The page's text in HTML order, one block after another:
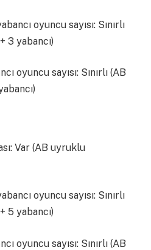
oyuncu sayısı: Sınırlı
3 yabancı)
oyuncu sayısı: Sınırlı (AB
Var (AB uyruklu
oyuncu sayısı: Sınırlı
5 yabancı)
oyuncu sayısı: Sınırlı (AB